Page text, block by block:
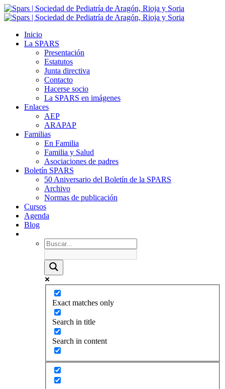
Inicio
La SPARS
Presentación
Estatutos
Junta directiva
Contacto
Hacerse socio
La SPARS en imágenes
Enlaces
AEP
ARAPAP
Familias
En Familia
Familia y Salud
Asociaciones de padres
Boletín SPARS
50 Aniversario del Boletín de la SPARS
Archivo
Normas de publicación
Cursos
Agenda
Blog
Exact matches only
Search in title
Search in content